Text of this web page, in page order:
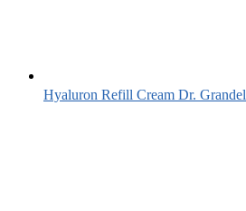
Hyaluron Refill Cream Dr. Grandel